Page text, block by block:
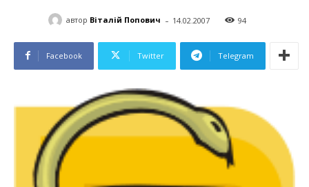
автор Віталій Попович - 14.02.2007 94
Facebook Twitter Telegram